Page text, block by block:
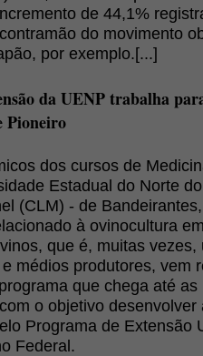
de 44,1%
do movimento
por exemplo.[...]
da UENP trabalha
Pioneiro
dos cursos de
Estadual do Norte
(CLM) - de
à ovinocultura
que é, muitas
médios produtores, vem
que chega até
o objetivo
Programa de Extensão
Federal.